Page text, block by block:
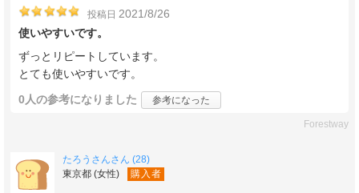
投稿日 2021/8/26
使いやすいです。
ずっとリピートしています。
とても使いやすいです。
0人の参考になりました 参考になった
Forestway
たろうさんさん (28)
東京都 (女性)
購入者